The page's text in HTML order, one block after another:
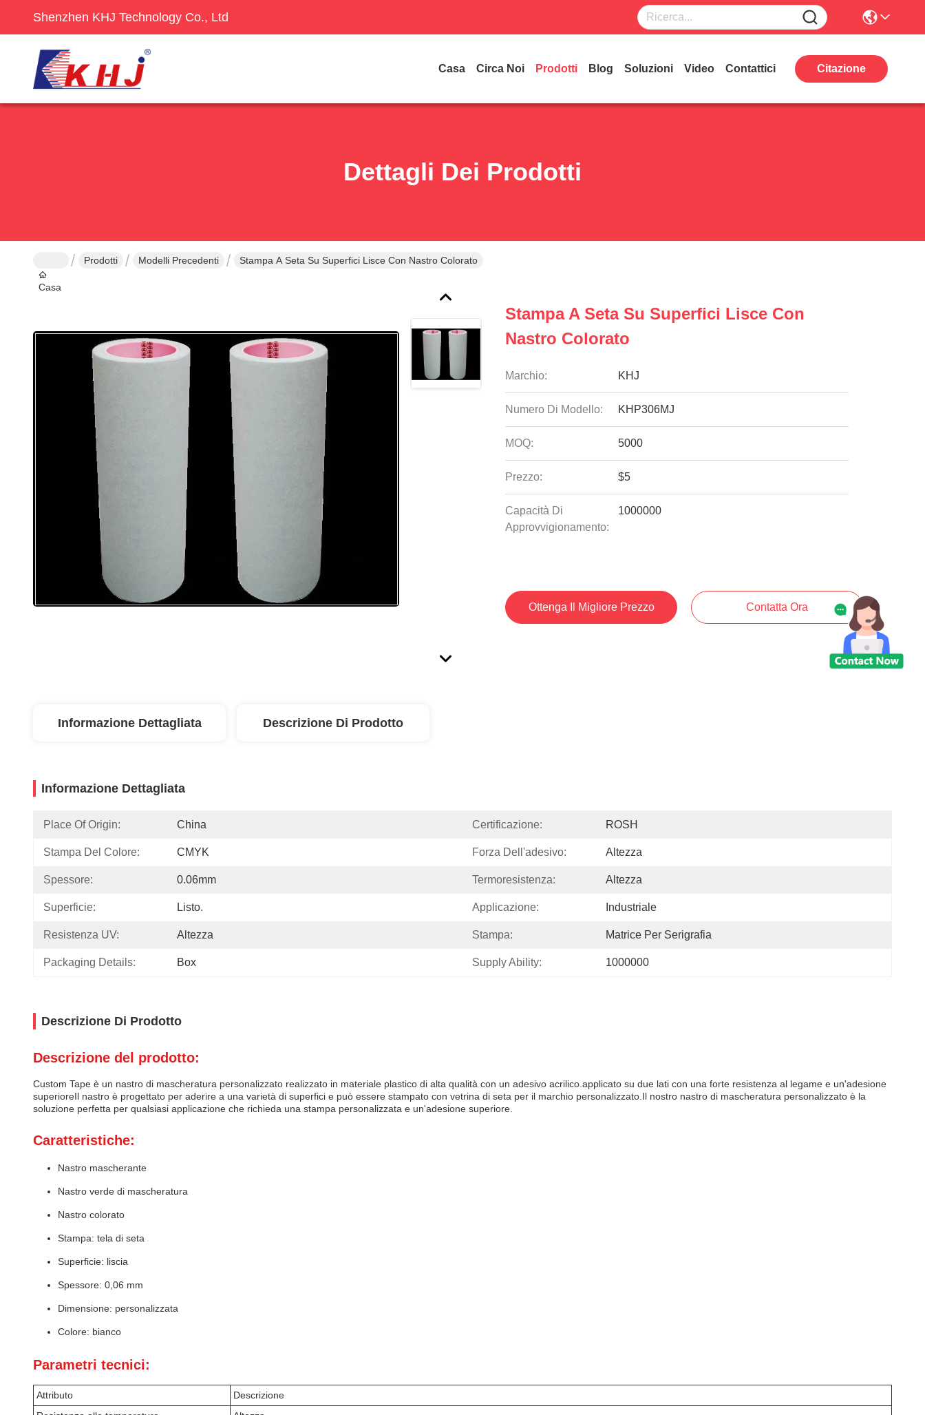
Shenzhen KHJ Technology Co., Ltd
Casa Circa Noi Prodotti Blog Soluzioni Video Contattici Citazione
Dettagli Dei Prodotti
Casa
Prodotti Modelli Precedenti Stampa A Seta Su Superfici Lisce Con Nastro Colorato
Stampa A Seta Su Superfici Lisce Con
Nastro Colorato
Marchio: KHJ
Numero Di Modello: KHP306MJ
MOQ: 5000
Prezzo: $5
Capacità Di
Approvvigionamento:
1000000
Ottenga Il Migliore Prezzo Contatta Ora
Informazione Dettagliata Descrizione Di Prodotto
Informazione Dettagliata
Place Of Origin: China Certificazione: ROSH
Stampa Del Colore: CMYK Forza Dell'adesivo: Altezza
Spessore: 0.06mm Termoresistenza: Altezza
Superficie: Listo. Applicazione: Industriale
Resistenza UV: Altezza Stampa: Matrice Per Serigrafia
Packaging Details: Box Supply Ability: 1000000
Descrizione Di Prodotto
Descrizione del prodotto:
Custom Tape è un nastro di mascheratura personalizzato realizzato in materiale plastico di alta qualità con un adesivo acrilico.applicato su due lati con una forte resistenza al legame e un'adesione
superioreIl nastro è progettato per aderire a una varietà di superfici e può essere stampato con vetrina di seta per il marchio personalizzato.Il nostro nastro di mascheratura personalizzato è la
soluzione perfetta per qualsiasi applicazione che richieda una stampa personalizzata e un'adesione superiore.
Caratteristiche:
Nastro mascherante
Nastro verde di mascheratura
Nastro colorato
Stampa: tela di seta
Superficie: liscia
Spessore: 0,06 mm
Dimensione: personalizzata
Colore: bianco
Parametri tecnici:
Attributo
Descrizione